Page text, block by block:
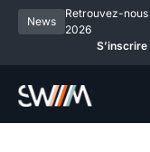
News
Retrouvez-
2026
S’inscrire